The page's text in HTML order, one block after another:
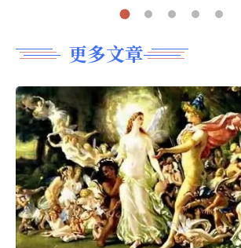
更多文章